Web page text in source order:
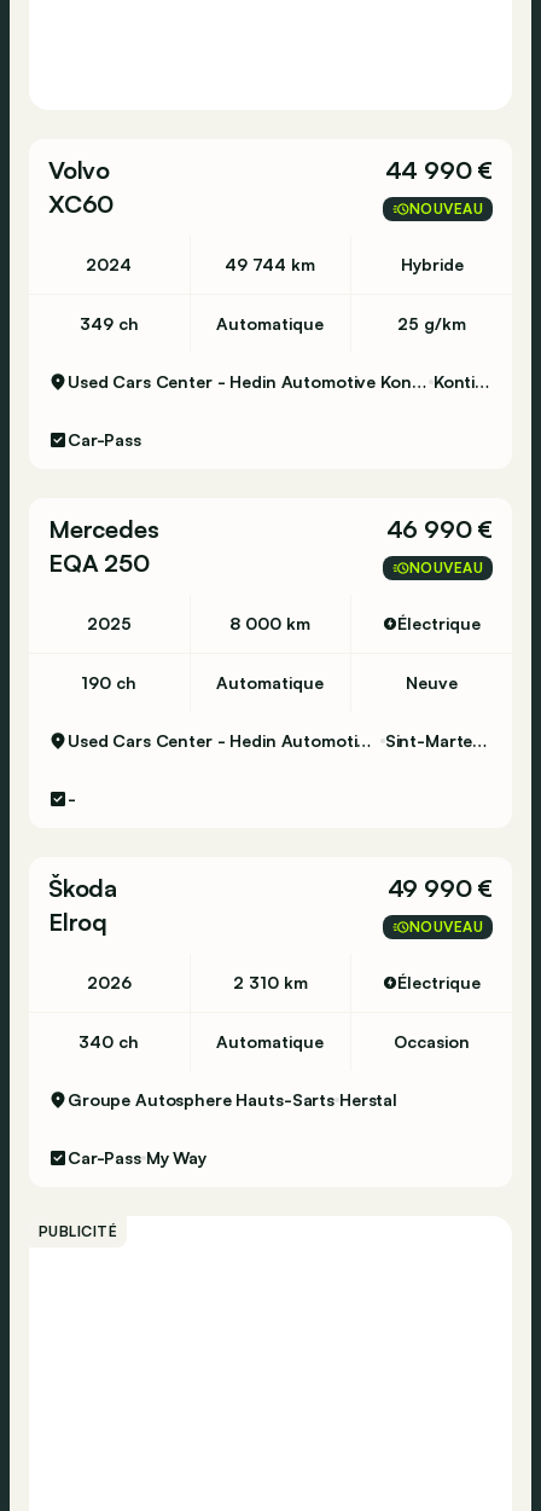
Volvo
XC60
44 990 €
NOUVEAU
2024 49 744 km Hybride
349 ch Automatique 25 g/km
Used Cars Center - Hedin Automotive Kontich Kontich
Car-Pass
Mercedes
EQA 250
46 990 €
NOUVEAU
2025 8 000 km Électrique
190 ch Automatique Neuve
Used Cars Center - Hedin Automotive Sint-Martens-Latem Sint-Martens-Latem
-
Škoda
Elroq
49 990 €
NOUVEAU
2026 2 310 km Électrique
340 ch Automatique Occasion
Groupe Autosphere Hauts-Sarts Herstal
Car-Pass My Way
PUBLICITÉ